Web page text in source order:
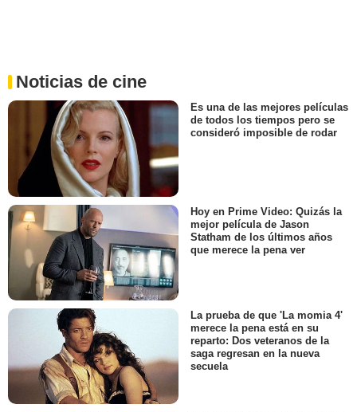
Noticias de cine
Es una de las mejores películas
de todos los tiempos pero se
consideró imposible de rodar
Hoy en Prime Video: Quizás la
mejor película de Jason
Statham de los últimos años
que merece la pena ver
La prueba de que 'La momia 4'
merece la pena está en su
reparto: Dos veteranos de la
saga regresan en la nueva
secuela